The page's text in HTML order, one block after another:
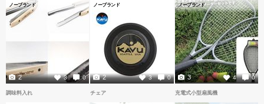
ノーブランド
3 0
2
ノーブランド
3 0
2
ノーブランド
4 0
3
調味料入れ チェア 充電式小型扇風機